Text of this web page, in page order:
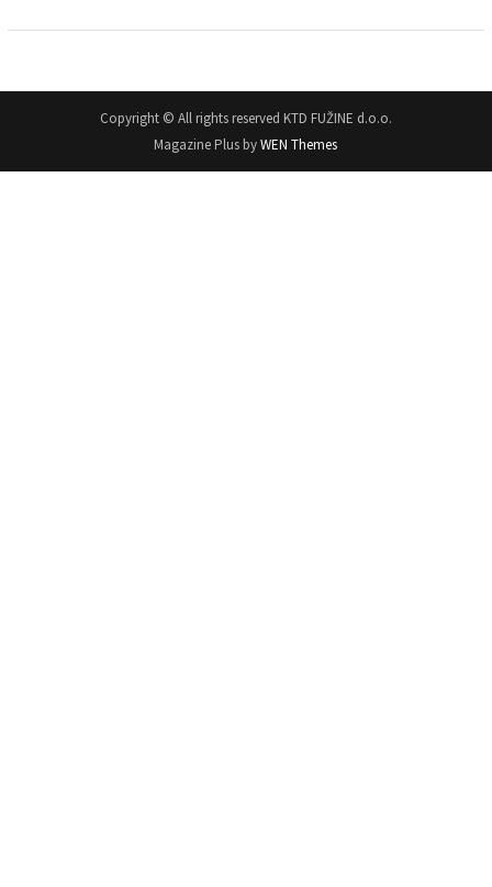
Copyright © All rights reserved KTD FUŽINE d.o.o.
Magazine Plus byWEN Themes